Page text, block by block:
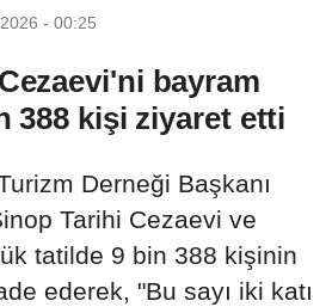
- 00:25
bayram
388 kişi ziyaret etti
Derneği Başkanı
Tarihi Cezaevi ve
tatilde 9 bin 388 kişinin
ederek, "Bu sayı iki katı